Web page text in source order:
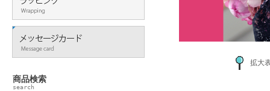
商品検索
search
拡大